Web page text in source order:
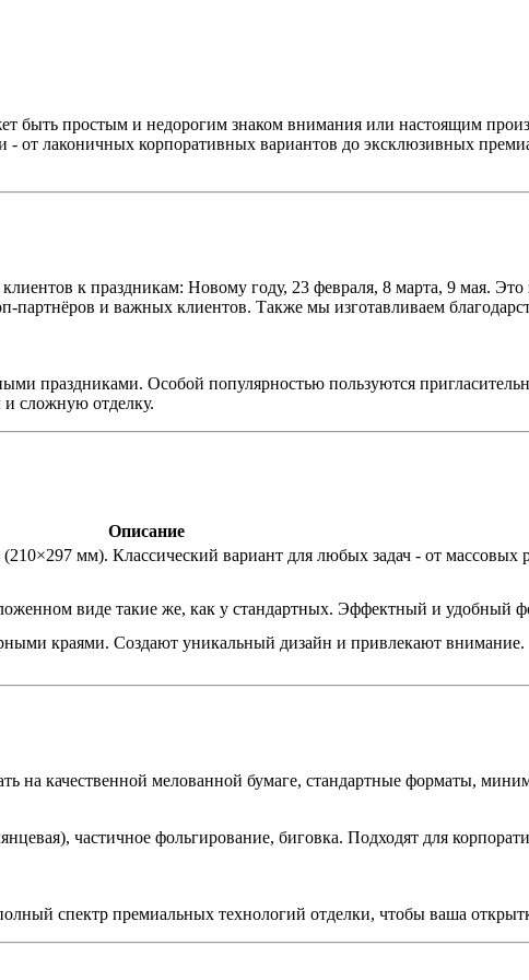
быть простым и недорогим знаком внимания или настоящим
лаконичных корпоративных вариантов до эксклюзивных
к праздникам: Новому году, 23 февраля, 8 марта, 9 мая.
и важных клиентов. Также мы изготавливаем
праздниками. Особой популярностью пользуются
и сложную отделку.
Описание
мм). Классический вариант для любых задач - от массовых
виде такие же, как у стандартных. Эффектный и удобный
краями. Создают уникальный дизайн и привлекают внимание.
качественной мелованной бумаге, стандартные форматы,
частичное фольгирование, биговка. Подходят для
спектр премиальных технологий отделки, чтобы ваша